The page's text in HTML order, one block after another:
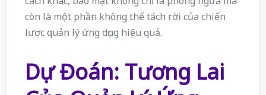
còn là một phần không thể tách rời của chiến
lược quản lý ứng dụng hiệu quả.
Dự Đoán: Tương Lai